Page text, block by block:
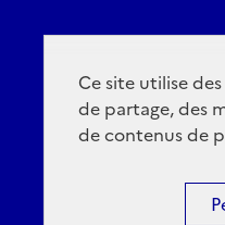
Ce site utilise
de partage, des
de contenus de